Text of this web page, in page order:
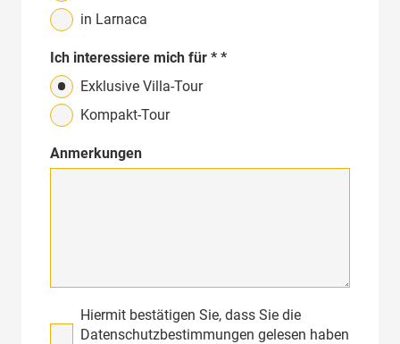
in Larnaca
Ich interessiere mich für * *
Exklusive Villa-Tour
Kompakt-Tour
Anmerkungen
Hiermit bestätigen Sie, dass Sie die
Datenschutzbestimmungen gelesen haben